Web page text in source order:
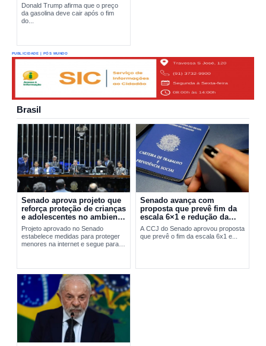
Europa
Donald Trump afirma que o preço
da gasolina deve cair após o fim
do...
PUBLICIDADE | PÓS MUNDO
Brasil
Senado aprova projeto que
reforça proteção de crianças
e adolescentes no ambiente
digital
Projeto aprovado no Senado
estabelece medidas para proteger
menores na internet e segue para
Senado avança com
proposta que prevê fim da
escala 6×1 e redução da
jornada de trabalho
A CCJ do Senado aprovou proposta
que prevê o fim da escala 6x1 e...